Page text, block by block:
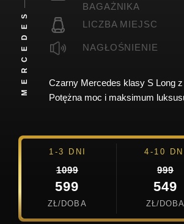
MERCEDES
BAGAŻNIKA
LICZBA MIEJSC
NAGŁOŚNIENIE
Czarny Mercedes klasy S Long
Potężna moc i maksimum
1-3 DNI
1099
599
ZŁ/DOBA
4-10 DNI
999
549
ZŁ/DOBA